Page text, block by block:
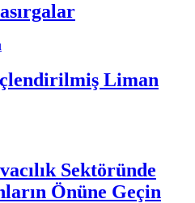
Liman
Sektöründe
Önüne Geçin